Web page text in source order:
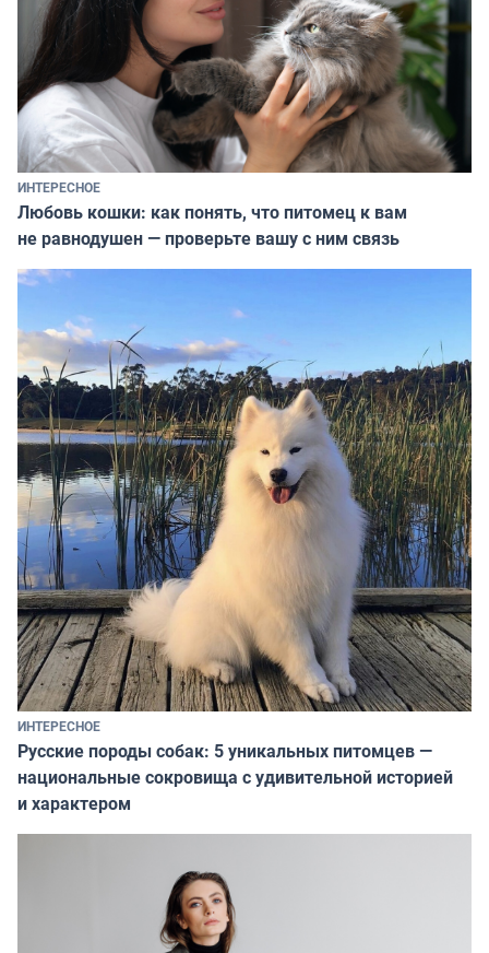
ИНТЕРЕСНОЕ
Любовь кошки: как понять, что питомец к вам
не равнодушен — проверьте вашу с ним связь
ИНТЕРЕСНОЕ
Русские породы собак: 5 уникальных питомцев —
национальные сокровища с удивительной историей
и характером